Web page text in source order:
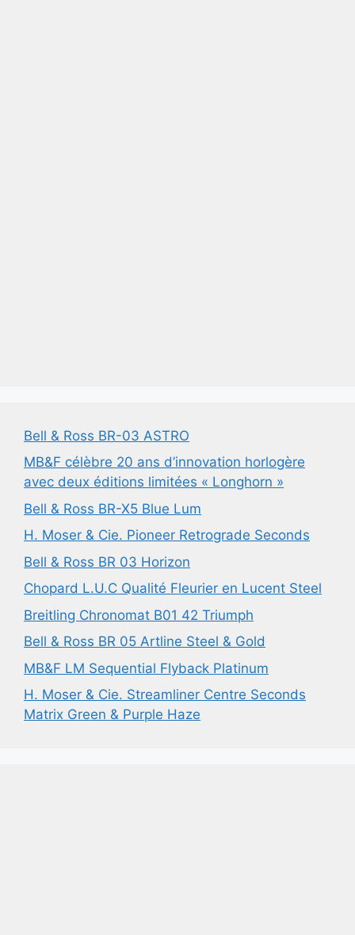
Bell & Ross BR-03 ASTRO
MB&F célèbre 20 ans d’innovation horlogère
avec deux éditions limitées « Longhorn »
Bell & Ross BR-X5 Blue Lum
H. Moser & Cie. Pioneer Retrograde Seconds
Bell & Ross BR 03 Horizon
Chopard L.U.C Qualité Fleurier en Lucent Steel
Breitling Chronomat B01 42 Triumph
Bell & Ross BR 05 Artline Steel & Gold
MB&F LM Sequential Flyback Platinum
H. Moser & Cie. Streamliner Centre Seconds
Matrix Green & Purple Haze